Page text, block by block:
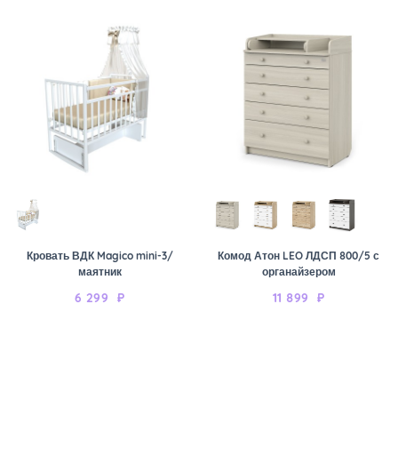
Кровать ВДК Magico mini-3/
маятник
6 299 ₽
Комод Атон LEO ЛДСП 800/5 с
органайзером
11 899 ₽